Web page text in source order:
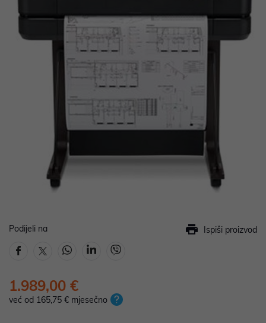
Podijeli na Ispiši proizvod
1.989,00 €
već od 165,75 € mjesečno